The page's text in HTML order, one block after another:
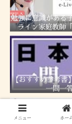
勉強に意識がある
ライン家庭教師
【おすすめ参考書
一問一
メニュー ホー